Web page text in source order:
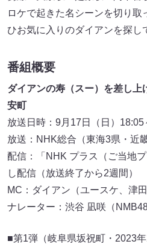
ロケで起きた名シーンを切り
ひお気に入りのダイアンを探し
番組概要
ダイアンの寿（スー）を差し上
安町
放送日時：9月17日（日）18:05
放送：NHK総合（東海3県・近
配信：「NHK プラス（ご当地
し配信（放送終了から2週間）
MC：ダイアン（ユースケ、津
ナレーター：渋谷 凪咲（NMB48
■第1弾（岐阜県坂祝町・2023